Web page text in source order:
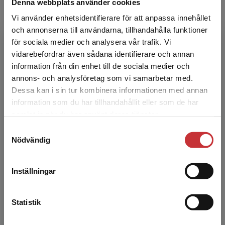
Denna webbplats använder cookies
Vi använder enhetsidentifierare för att anpassa innehållet
och annonserna till användarna, tillhandahålla funktioner
för sociala medier och analysera vår trafik. Vi
vidarebefordrar även sådana identifierare och annan
information från din enhet till de sociala medier och
annons- och analysföretag som vi samarbetar med.
Dessa kan i sin tur kombinera informationen med annan
information som du har tillhandahållit eller som de har
Nödvändig
Inställningar
Statistik
Begränsad fraktregion
Det verkar som att du besöker
studentlitteratur.se via en enhet utanför Sverige.
Vi erbjuder inte leveranser utanför Sverige. För
att kunna slutföra ett köp måste
Anette Klang Jensen
Anette Klang Jensen är verksamhetschef för
förskolorna i Falken­bergs kommun. Anettes
skolutvecklingsintresse rör barns och elevers
utveckling oc...